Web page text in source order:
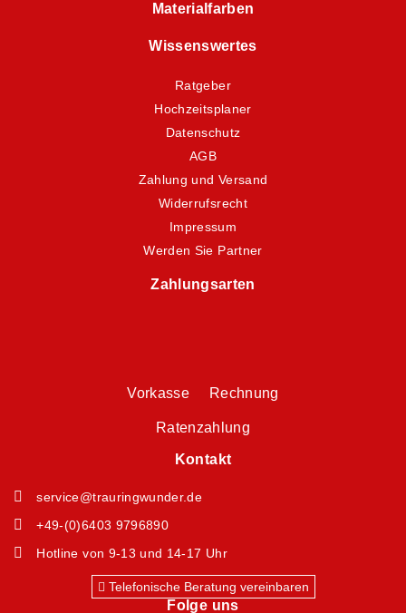
Materialfarben
Wissenswertes
Ratgeber
Hochzeitsplaner
Datenschutz
AGB
Zahlung und Versand
Widerrufsrecht
Impressum
Werden Sie Partner
Zahlungsarten
Vorkasse Rechnung
Ratenzahlung
Kontakt
service@trauringwunder.de
+49-(0)6403 9796890
Hotline von 9-13 und 14-17 Uhr
Telefonische Beratung vereinbaren
Folge uns